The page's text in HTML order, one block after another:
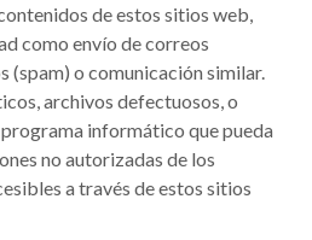
de estos sitios web,
como envío de correos
(spam) o comunicación similar.
archivos defectuosos, o
informático que pueda
no autorizadas de los
a través de estos sitios